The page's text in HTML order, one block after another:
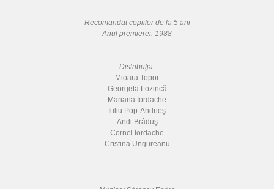
Recomandat copiilor de la 5 ani
Anul premierei: 1988
Distribuţia:
Mioara Topor
Georgeta Lozincă
Mariana Iordache
Iuliu Pop-Andrieş
Andi Brâduş
Cornel Iordache
Cristina Ungureanu